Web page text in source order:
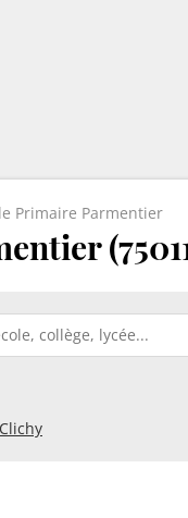
Primaire Parmentier
Clichy